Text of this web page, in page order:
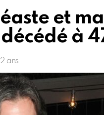
et
à
ans